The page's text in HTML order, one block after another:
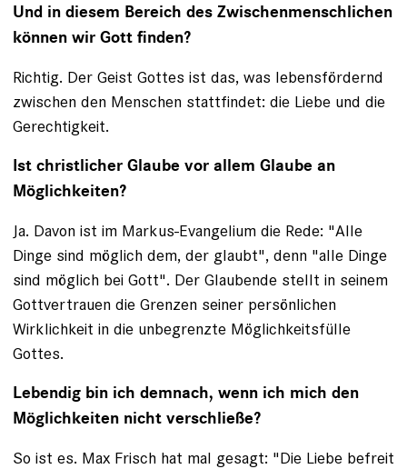
Und in diesem Bereich des Zwischenmenschlichen
können wir Gott finden?
Richtig. Der Geist Gottes ist das, was lebensfördernd
zwischen den Menschen stattfindet: die Liebe und die
Gerechtigkeit.
Ist christlicher Glaube vor allem Glaube an
Möglichkeiten?
Ja. Davon ist im Markus-Evangelium die Rede: "Alle
Dinge sind möglich dem, der glaubt", denn "alle Dinge
sind möglich bei Gott". Der Glaubende stellt in seinem
Gottvertrauen die Grenzen seiner persönlichen
Wirklichkeit in die unbegrenzte Möglichkeitsfülle
Gottes.
Lebendig bin ich demnach, wenn ich mich den
Möglichkeiten nicht verschließe?
So ist es. Max Frisch hat mal gesagt: "Die Liebe befreit